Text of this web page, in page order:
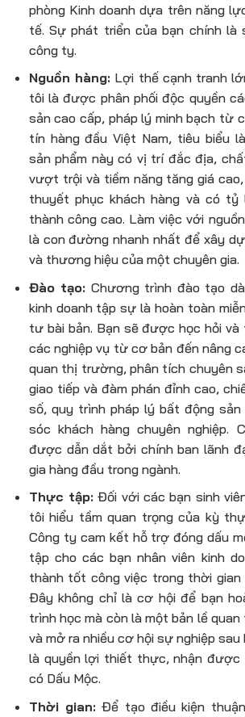
phòng Kinh doanh dựa trên năng
tế. Sự phát triển của bạn chính là
công ty.
Nguồn hàng: Lợi thế cạnh tranh
tôi là được phân phối độc quyền
sản cao cấp, pháp lý minh bạch từ
tín hàng đầu Việt Nam, tiêu biểu
sản phẩm này có vị trí đắc địa,
vượt trội và tiềm năng tăng giá
thuyết phục khách hàng và có tỷ
thành công cao. Làm việc với
là con đường nhanh nhất để xây
và thương hiệu của một chuyên gia.
Đào tạo: Chương trình đào tạo
kinh doanh tập sự là hoàn toàn
tư bài bản. Bạn sẽ được học hỏi và
các nghiệp vụ từ cơ bản đến nâng
quan thị trường, phân tích chuyên
giao tiếp và đàm phán đỉnh cao,
số, quy trình pháp lý bất động sản
sóc khách hàng chuyên nghiệp.
được dẫn dắt bởi chính ban lãnh
gia hàng đầu trong ngành.
Thực tập: Đối với các bạn sinh
tôi hiểu tầm quan trọng của kỳ
Công ty cam kết hỗ trợđóng dấu
tập cho các bạnnhân viên kinh
thành tốt công việc trong thời
Đây không chỉ là cơ hội để bạn
trình học mà còn là một bản lề quan
và mở ra nhiều cơ hội sự nghiệp
là quyền lợi thiết thực, nhận được
có Dấu Mộc.
Thời gian: Để tạo điều kiện